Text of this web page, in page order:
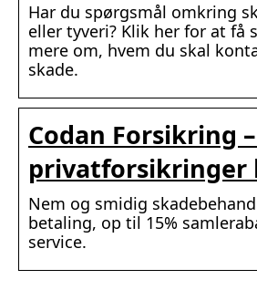
Har du spørgsmål omkring
eller tyveri? Klik her for at få
mere om, hvem du skal
skade.
Codan Forsikring
privatforsikringer
Nem og smidig
betaling, op til 15%
service.